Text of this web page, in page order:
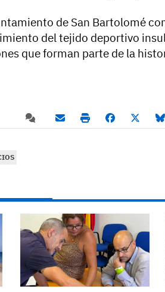
de San Bartolomé
del tejido deportivo
que forman parte de la